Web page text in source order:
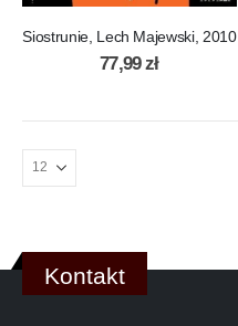
Siostrunie, Lech Majewski, 2010
77,99zł
Kontakt